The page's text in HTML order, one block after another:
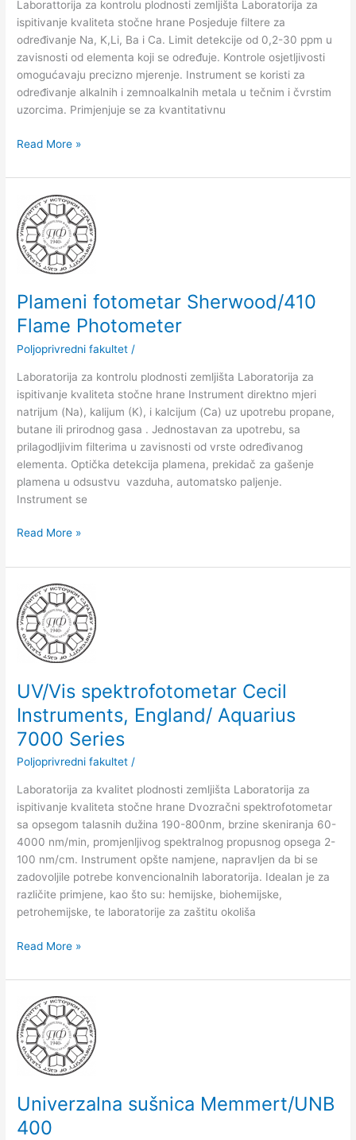
Laborattorija za kontrolu plodnosti zemljišta Laboratorija za
ispitivanje kvaliteta stočne hrane Posjeduje filtere za
određivanje Na, K,Li, Ba i Ca. Limit detekcije od 0,2-30 ppm u
zavisnosti od elementa koji se određuje. Kontrole osjetljivosti
omogućavaju precizno mjerenje. Instrument se koristi za
određivanje alkalnih i zemnoalkalnih metala u tečnim i čvrstim
uzorcima. Primjenjuje se za kvantitativnu
Read More »
Plameni fotometar Sherwood/410
Flame Photometer
Poljoprivredni fakultet /
Laboratorija za kontrolu plodnosti zemljišta Laboratorija za
ispitivanje kvaliteta stočne hrane Instrument direktno mjeri
natrijum (Na), kalijum (K), i kalcijum (Ca) uz upotrebu propane,
butane ili prirodnog gasa . Jednostavan za upotrebu, sa
prilagodljivim filterima u zavisnosti od vrste određivanog
elementa. Optička detekcija plamena, prekidač za gašenje
plamena u odsustvu vazduha, automatsko paljenje.
Instrument se
Plameni
fotometar
Sherwood/410
Flame
Photometer
Read More »
UV/Vis spektrofotometar Cecil
Instruments, England/ Aquarius
7000 Series
Poljoprivredni fakultet /
Laboratorija za kvalitet plodnosti zemljišta Laboratorija za
ispitivanje kvaliteta stočne hrane Dvozračni spektrofotometar
sa opsegom talasnih dužina 190-800nm, brzine skeniranja 60-
4000 nm/min, promjenljivog spektralnog propusnog opsega 2-
100 nm/cm. Instrument opšte namjene, napravljen da bi se
zadovoljile potrebe konvencionalnih laboratorija. Idealan je za
različite primjene, kao što su: hemijske, biohemijske,
petrohemijske, te laboratorije za zaštitu okoliša
UV/Vis
spektrofotometar
Cecil
Instruments,
England/
7000
Series
Read More »
Univerzalna sušnica Memmert/UNB
400
Univerzalna
sušnica
Memmert/UNB
400